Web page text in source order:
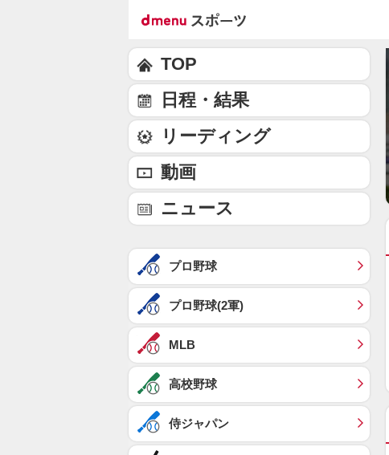
TOP
日程・結果
リーディング
動画
ニュース
プロ野球
プロ野球(2軍)
MLB
高校野球
侍ジャパン